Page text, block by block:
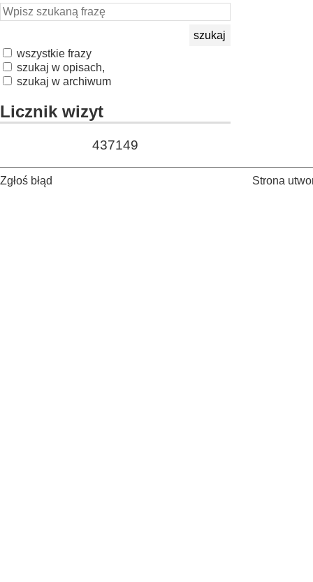
wszystkie frazy
szukaj w opisach,
szukaj w archiwum
Licznik wizyt
437149
Zgłoś błąd Strona